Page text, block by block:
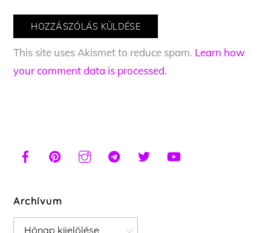
This site uses Akismet to reduce spam. Learn how
your comment data is processed.
Archívum
Archívum